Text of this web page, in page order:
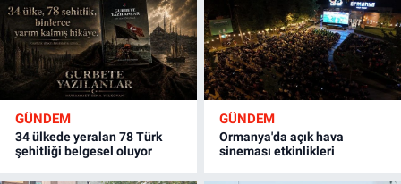
GÜNDEM
34 ülkede yeralan 78 Türk
şehitliği belgesel oluyor
GÜNDEM
Ormanya'da açık hava
sineması etkinlikleri